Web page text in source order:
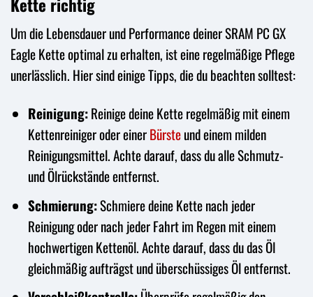
Um die Lebensdauer und Performance deiner SRAM PC GX
Eagle Kette optimal zu erhalten, ist eine regelmäßige Pflege
unerlässlich. Hier sind einige Tipps, die du beachten solltest:
Reinigung:Reinige deine Kette regelmäßig mit einem
Kettenreiniger oder einerBürsteund einem milden
Reinigungsmittel. Achte darauf, dass du alle Schmutz-
und Ölrückstände entfernst.
Schmierung:Schmiere deine Kette nach jeder
Reinigung oder nach jeder Fahrt im Regen mit einem
hochwertigen Kettenöl. Achte darauf, dass du das Öl
gleichmäßig aufträgst und überschüssiges Öl entfernst.